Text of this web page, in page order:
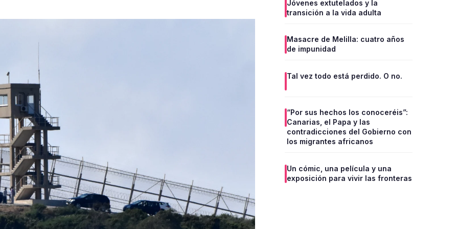
Jóvenes extutelados y la
transición a la vida adulta
Masacre de Melilla: cuatro años
de impunidad
Tal vez todo está perdido. O no.
“Por sus hechos los conoceréis”:
Canarias, el Papa y las
contradicciones del Gobierno con
los migrantes africanos
Un cómic, una película y una
exposición para vivir las fronteras